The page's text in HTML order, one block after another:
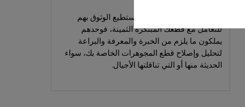
خبراؤنا في كارتييه هم من تستطيع الوثوق بهم
للتعامل مع قطعك المبتكرة الثمينة، فوحدهم
يملكون ما يلزم من الخبرة والمعرفة والبراعة
لتحليل وإصلاح قطع المجوهرات الخاصة بك، سواء
الحديثة منها أو التي تناقلتها الأجيال.